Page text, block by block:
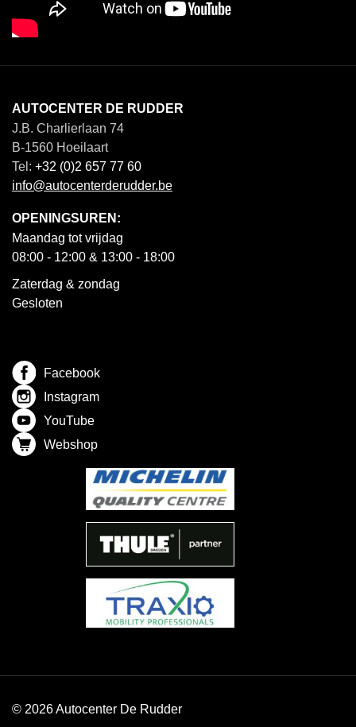
AUTOCENTER DE RUDDER
J.B. Charlierlaan 74
B-1560 Hoeilaart
Tel: +32 (0)2 657 77 60
info@autocenterderudder.be
OPENINGSUREN:
Maandag tot vrijdag
08:00 - 12:00 & 13:00 - 18:00
Zaterdag & zondag
Gesloten
Facebook
Instagram
YouTube
Webshop
© 2026 Autocenter De Rudder